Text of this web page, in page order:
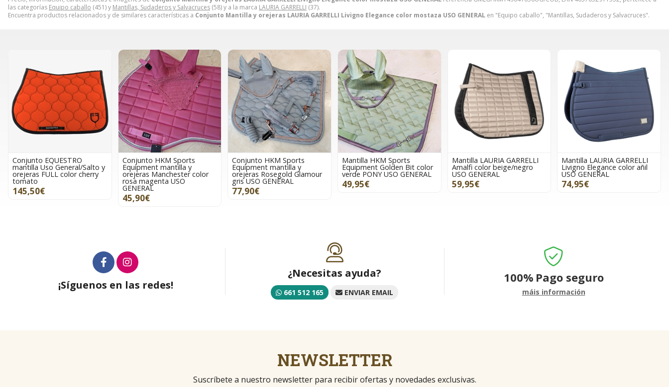
las categorías Equipo caballo (451) y Mantillas, Sudaderos y Salvacruces (58) y a la marca LAURIA GARRELLI (37).
Encuentra productos relacionados y de similares características a Conjunto Mantilla y orejeras LAURIA GARRELLI Livigno Elegance color mostaza USO GENERAL en "Equipo caballo", "Mantillas, Sudaderos y Salvacruces".
Conjunto EQUESTRO
mantilla Uso General/Salto y
orejeras FULL color cherry
tomato
145,50€
Conjunto HKM Sports
Equipment mantilla y
orejeras Manchester color
rosa magenta USO
GENERAL
45,90€
Conjunto HKM Sports
Equipment mantilla y
orejeras Rosegold Glamour
gris USO GENERAL
77,90€
Mantilla HKM Sports
Equipment Golden Bit color
verde PONY USO GENERAL
49,95€
Mantilla LAURIA GARRELLI
Amalfi color beige/negro
USO GENERAL
59,95€
Mantilla LAURIA GARRELLI
Livigno Elegance color añil
USO GENERAL
74,95€
¡Síguenos en las redes!
¿Necesitas ayuda?
661 512 165 ENVIAR EMAIL
100% Pago seguro
máis información
NEWSLETTER
Suscríbete a nuestro newsletter para recibir ofertas y novedades exclusivas.